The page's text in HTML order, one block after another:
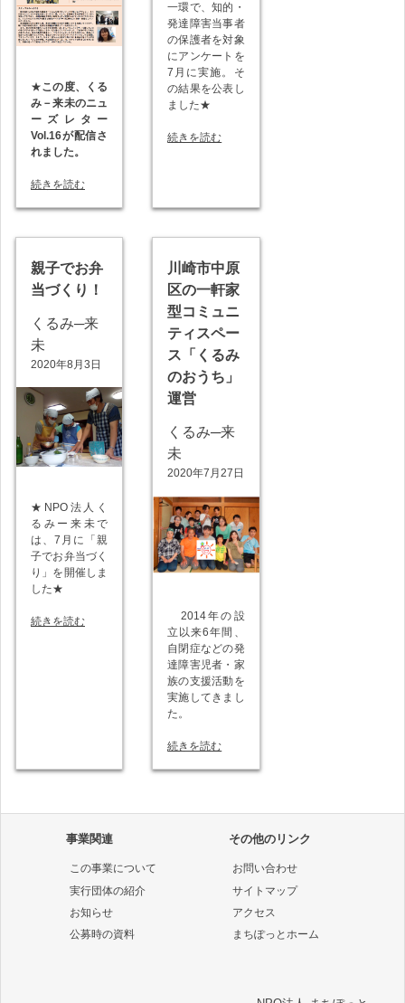
★この度、くる
み－来未のニュ
ーズレター
Vol.16が配信さ
れました。
続きを読む
一環で、知的・
発達障害当事者
の保護者を対象
にアンケートを
7月に実施。そ
の結果を公表し
ました★
続きを読む
親子でお弁
当づくり！
くるみ─来
未
2020年8月3日
★NPO法人く
るみー来未で
は、7月に「親
子でお弁当づく
り」を開催しま
した★
続きを読む
川崎市中原
区の一軒家
型コミュニ
ティスペー
ス「くるみ
のおうち」
運営
くるみ─来
未
2020年7月27日
2014年の設
立以来6年間、
自閉症などの発
達障害児者・家
族の支援活動を
実施してきまし
た。
続きを読む
事業関連
この事業について
実行団体の紹介
お知らせ
公募時の資料
その他のリンク
お問い合わせ
サイトマップ
アクセス
まちぽっとホーム